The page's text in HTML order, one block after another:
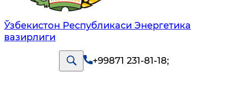
Ўзбекистон Республикаси Энергетика
вазирлиги
+99871 231-81-18;